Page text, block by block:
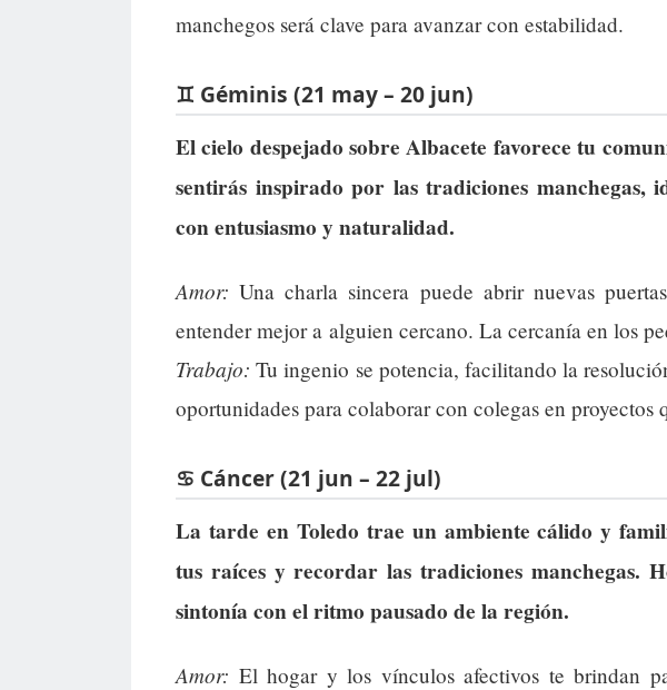
manchegos será clave para avanzar con estabilidad.
♊ Géminis (21 may – 20 jun)
El cielo despejado sobre Albacete favorece tu
sentirás inspirado por las tradiciones manchegas,
con entusiasmo y naturalidad.
Amor: Una charla sincera puede abrir nuevas
entender mejor a alguien cercano. La cercanía en los
Trabajo: Tu ingenio se potencia, facilitando la
oportunidades para colaborar con colegas en proyectos
♋ Cáncer (21 jun – 22 jul)
La tarde en Toledo trae un ambiente cálido y
tus raíces y recordar las tradiciones manchegas.
sintonía con el ritmo pausado de la región.
Amor: El hogar y los vínculos afectivos te brindan